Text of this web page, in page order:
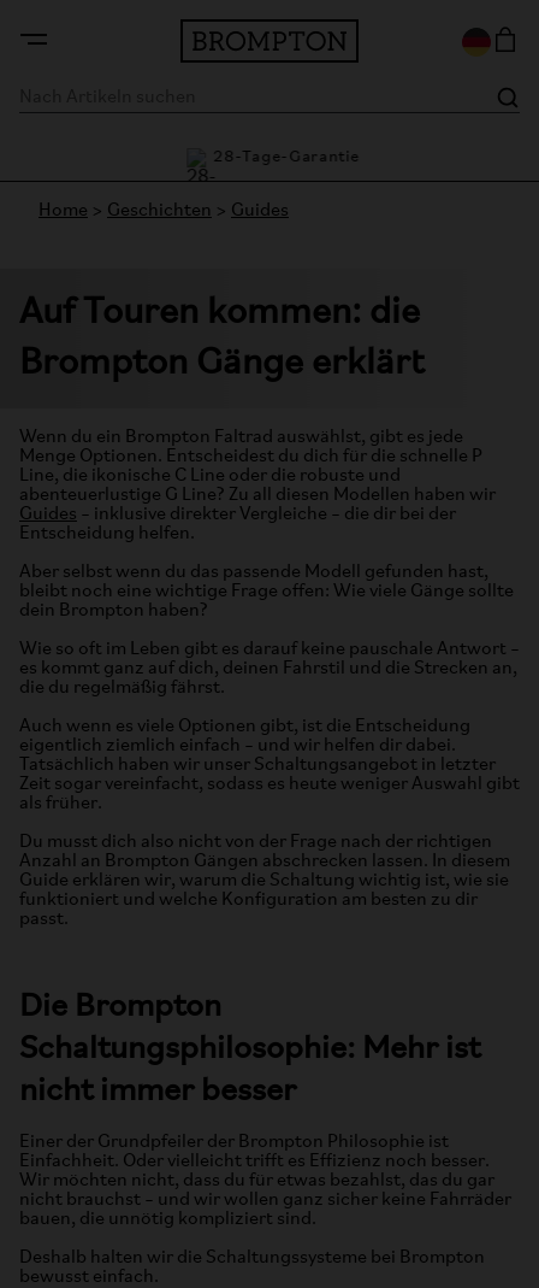
28-Tage-Garantie
Home > Geschichten > Guides
Auf Touren kommen: die
Brompton Gänge erklärt
Wenn du ein Brompton Faltrad auswählst, gibt es jede
Menge Optionen. Entscheidest du dich für die schnelle P
Line, die ikonische C Line oder die robuste und
abenteuerlustige G Line? Zu all diesen Modellen haben wir
Guides – inklusive direkter Vergleiche – die dir bei der
Entscheidung helfen.
Aber selbst wenn du das passende Modell gefunden hast,
bleibt noch eine wichtige Frage offen: Wie viele Gänge sollte
dein Brompton haben?
Wie so oft im Leben gibt es darauf keine pauschale Antwort –
es kommt ganz auf dich, deinen Fahrstil und die Strecken an,
die du regelmäßig fährst.
Auch wenn es viele Optionen gibt, ist die Entscheidung
eigentlich ziemlich einfach – und wir helfen dir dabei.
Tatsächlich haben wir unser Schaltungsangebot in letzter
Zeit sogar vereinfacht, sodass es heute weniger Auswahl gibt
als früher.
Du musst dich also nicht von der Frage nach der richtigen
Anzahl an Brompton Gängen abschrecken lassen. In diesem
Guide erklären wir, warum die Schaltung wichtig ist, wie sie
funktioniert und welche Konfiguration am besten zu dir
passt.
Die Brompton
Schaltungsphilosophie: Mehr ist
nicht immer besser
Einer der Grundpfeiler der Brompton Philosophie ist
Einfachheit. Oder vielleicht trifft es Effizienz noch besser.
Wir möchten nicht, dass du für etwas bezahlst, das du gar
nicht brauchst – und wir wollen ganz sicher keine Fahrräder
bauen, die unnötig kompliziert sind.
Deshalb halten wir die Schaltungssysteme bei Brompton
bewusst einfach.